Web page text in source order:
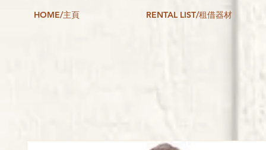
HOME/主頁 RENTAL LIST/租借器材